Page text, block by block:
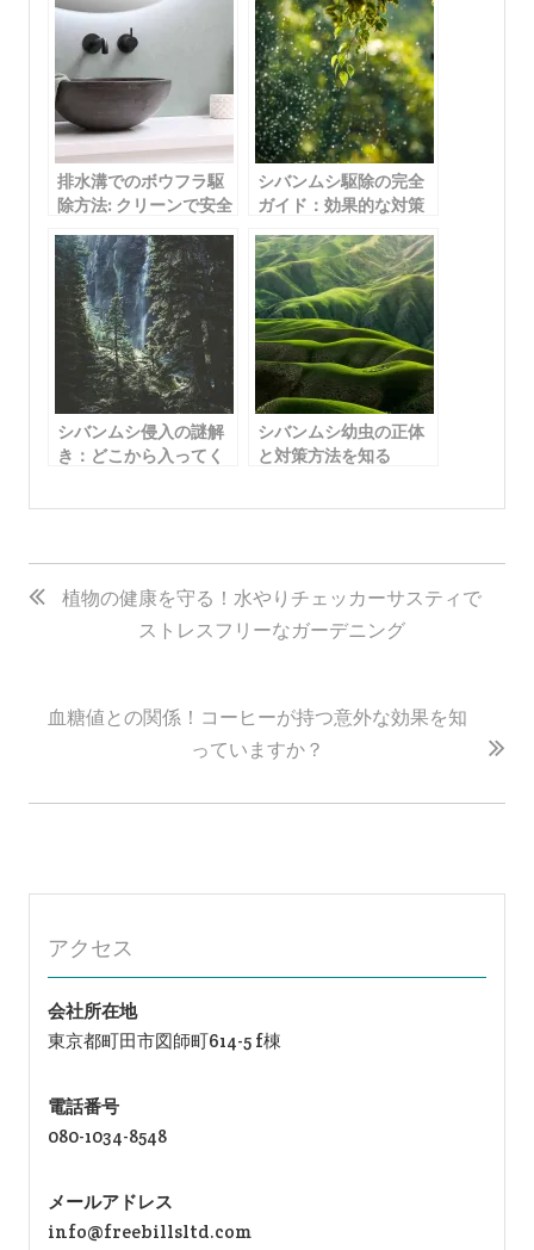
排水溝でのボウフラ駆
除方法: クリーンで安全
シバンムシ駆除の完全
ガイド：効果的な対策
退しよう
シバンムシ侵入の謎解
き：どこから入ってく
説
シバンムシ幼虫の正体
と対策方法を知る
投
稿
ゲ
シ
植物の健康を守る！水やりチェッカーサスティで
ストレスフリーなガーデニング
血糖値との関係！コーヒーが持つ意外な効果を知
っていますか？
アクセス
会社所在地
東京都町田市図師町614-5 f棟
電話番号
080-1034-8548
メールアドレス
info@freebillsltd.com